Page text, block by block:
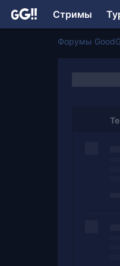
Стримы
Форумы